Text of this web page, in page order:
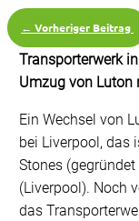
Das Aus nach
Transporterwerk
Umzug von Luton
Ein Wechsel von
bei Liverpool, das
Stones
(Liverpool). Noch
das
← Vorheriger Beitrag